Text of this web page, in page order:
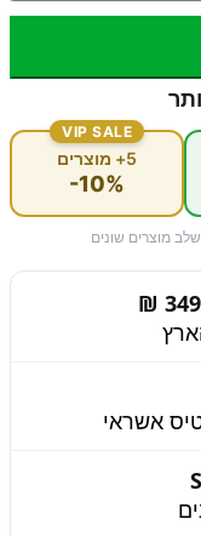
VIP SALE
5+ מוצרים
-10%
מוצרים שונים
אשראי